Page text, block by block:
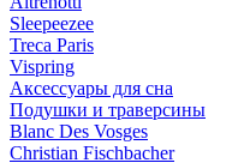
Sleepeezee
Treca Paris
Vispring
Аксессуары для сна
Подушки и траверсины
Blanc Des Vosges
Christian Fischbacher